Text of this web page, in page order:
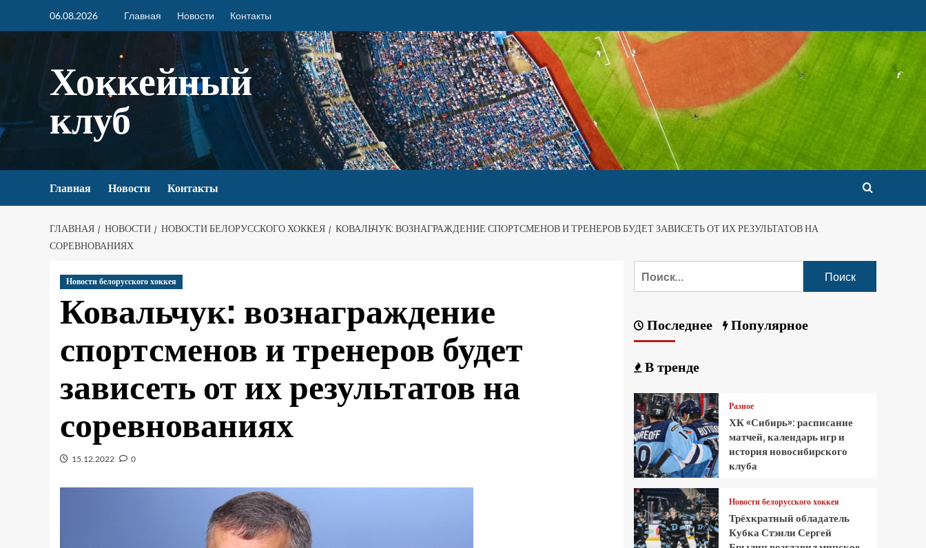
06.08.2026 Главная Новости Контакты
Хоккейный
клуб
Главная Новости Контакты
ГЛАВНАЯ НОВОСТИ НОВОСТИ БЕЛОРУССКОГО ХОККЕЯ
КОВАЛЬЧУК: ВОЗНАГРАЖДЕНИЕ СПОРТСМЕНОВ И ТРЕНЕРОВ БУДЕТ ЗАВИСЕТЬ ОТ ИХ РЕЗУЛЬТАТОВ НА
СОРЕВНОВАНИЯХ
Новости белорусского хоккея
Ковальчук: вознаграждение
спортсменов и тренеров будет
зависеть от их результатов на
соревнованиях
15.12.2022 0
Последнее Популярное
В тренде
Разное
ХК «Сибирь»: расписание
матчей, календарь игр и
история новосибирского
клуба
Новости белорусского хоккея
Трёхкратный обладатель
Кубка Стэнли Сергей